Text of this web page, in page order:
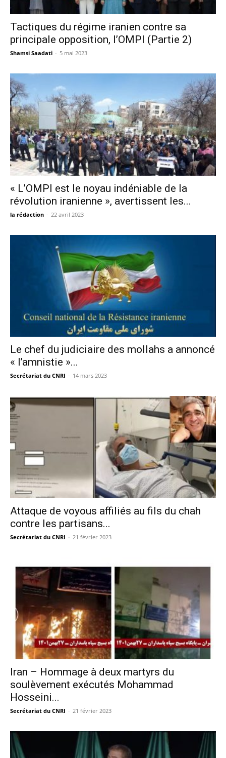
Tactiques du régime iranien contre sa
principale opposition, l’OMPI (Partie 2)
Shamsi Saadati - 5 mai 2023
« L’OMPI est le noyau indéniable de la
révolution iranienne », avertissent les...
la rédaction - 22 avril 2023
Le chef du judiciaire des mollahs a annoncé
« l’amnistie »...
Secrétariat du CNRI - 14 mars 2023
Attaque de voyous affiliés au fils du chah
contre les partisans...
Secrétariat du CNRI - 21 février 2023
Iran – Hommage à deux martyrs du
soulèvement exécutés Mohammad
Hosseini...
Secrétariat du CNRI - 21 février 2023